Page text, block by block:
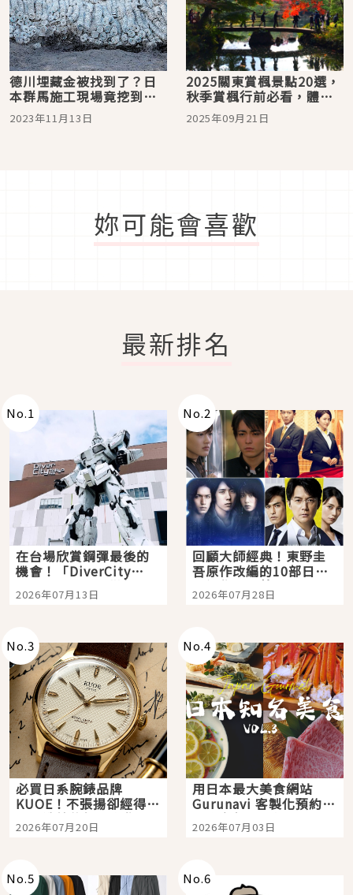
德川埋藏金被找到了？日
本群馬施工現場竟挖到大
量古代錢幣
2023年11月13日
2025關東賞楓景點20選，
秋季賞楓行前必看，體驗
東京、群馬、茨城各地紅
葉絕景
2025年09月21日
妳可能會喜歡
最新排名
No.1
在台場欣賞鋼彈最後的
機會！「DiverCity
Tokyo Plaza」搭船、
購物、美食及夜景，一
2026年07月13日
No.2
回顧大師經典！東野圭
吾原作改編的10部日本
影視作品推薦
2026年07月28日
No.3
必買日系腕錶品牌
KUOE！不張揚卻經得起
時間洗鍊的經典之作五
選
2026年07月20日
No.4
用日本最大美食網站
Gurunavi 客製化預約九
大都市餐廳，打造專屬
美食體驗！
2026年07月03日
No.5 No.6